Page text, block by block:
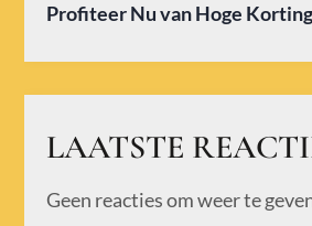
Profiteer Nu van Hoge
LAATSTE
Geen reacties om weer te